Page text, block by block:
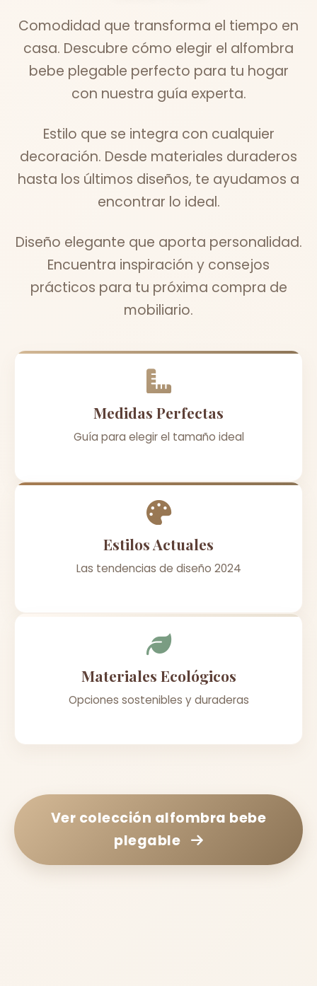
Comodidad que transforma el tiempo en
casa. Descubre cómo elegir el alfombra
bebe plegable perfecto para tu hogar
con nuestra guía experta.
Estilo que se integra con cualquier
decoración. Desde materiales duraderos
hasta los últimos diseños, te ayudamos a
encontrar lo ideal.
Diseño elegante que aporta personalidad.
Encuentra inspiración y consejos
prácticos para tu próxima compra de
mobiliario.
Medidas Perfectas
Guía para elegir el tamaño ideal
Estilos Actuales
Las tendencias de diseño 2024
Materiales Ecológicos
Opciones sostenibles y duraderas
Ver colección alfombra bebe
plegable